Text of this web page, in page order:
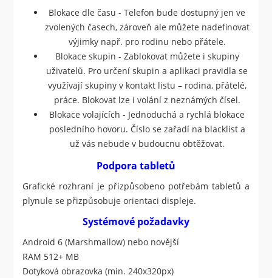
Blokace dle času - Telefon bude dostupný jen ve
zvolených časech, zároveň ale můžete nadefinovat
výjimky např. pro rodinu nebo přátele.
Blokace skupin - Zablokovat můžete i skupiny
uživatelů. Pro určení skupin a aplikaci pravidla se
využívají skupiny v kontakt listu – rodina, přátelé,
práce. Blokovat lze i volání z neznámých čísel.
Blokace volajících - Jednoduchá a rychlá blokace
posledního hovoru. Číslo se zařadí na blacklist a
už vás nebude v budoucnu obtěžovat.
Podpora tabletů
Grafické rozhraní je přizpůsobeno potřebám tabletů a
plynule se přizpůsobuje orientaci displeje.
Systémové požadavky
Android 6 (Marshmallow) nebo novější
RAM 512+ MB
Dotyková obrazovka (min. 240x320px)